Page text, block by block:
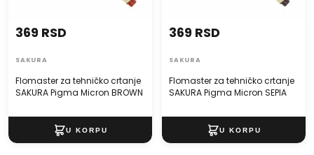
Flomaster za tehničko crtanje
SAKURA Pigma Micron BROWN
369 RSD
SAKURA
Flomaster za tehničko crtanje
SAKURA Pigma Micron SEPIA
369 RSD
SAKURA